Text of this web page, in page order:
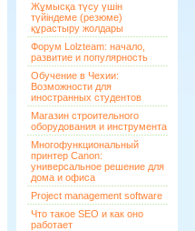
Жұмысқа түсу үшін
түйіндеме (резюме)
құрастыру жолдары
Форум Lolzteam: начало,
развитие и популярность
Обучение в Чехии:
Возможности для
иностранных студентов
Магазин строительного
оборудования и инструмента
Многофункциональный
принтер Canon:
универсальное решение для
дома и офиса
Project management software
Что такое SEO и как оно
работает